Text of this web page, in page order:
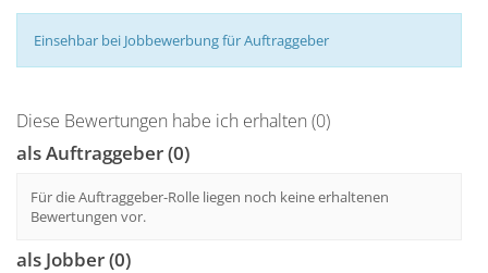
Einsehbar bei Jobbewerbung für Auftraggeber
Diese Bewertungen habe ich erhalten (0)
als Auftraggeber (0)
Für die Auftraggeber-Rolle liegen noch keine erhaltenen
Bewertungen vor.
als Jobber (0)